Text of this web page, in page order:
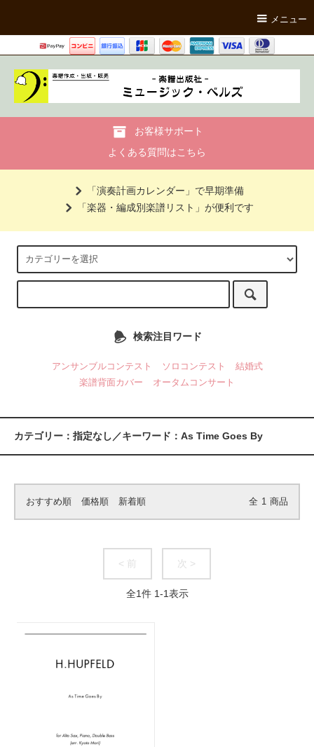
メニュー
お客様サポート
よくある質問はこちら
「演奏計画カレンダー」で早期準備
「楽器・編成別楽譜リスト」が便利です
検索注目ワード
アンサンブルコンテスト ソロコンテスト
結婚式
楽譜背面カバー
オータムコンサート
カテゴリー：指定なし／キーワード：As Time Goes By
おすすめ順 価格順 新着順 全 1 商品
< 前 次 >
全1件 1-1表示